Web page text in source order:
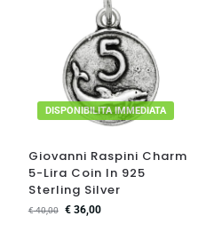
DISPONIBILITA IMMEDIATA
Giovanni Raspini Charm
5-Lira Coin In 925
Sterling Silver
€40,00 €36,00